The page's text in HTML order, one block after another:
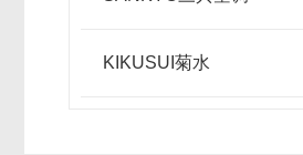
KIKUSUI菊水